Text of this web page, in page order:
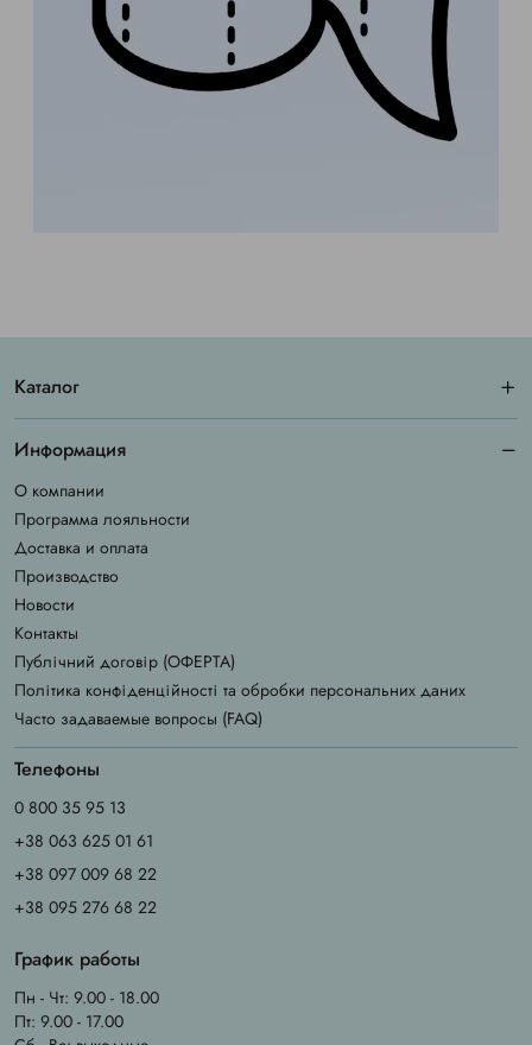
Каталог
Информация
О компании
Программа лояльности
Доставка и оплата
Производство
Новости
Контакты
Публічний договір (ОФЕРТА)
Політика конфіденційності та обробки персональних даних
Часто задаваемые вопросы (FAQ)
Телефоны
0 800 35 95 13
+38 063 625 01 61
+38 097 009 68 22
+38 095 276 68 22
График работы
Пн - Чт: 9.00 - 18.00
Пт: 9.00 - 17.00